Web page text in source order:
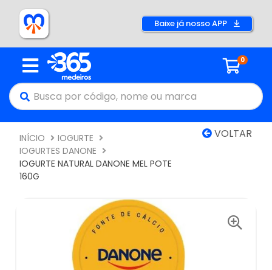
Baixe já nosso APP
0
VOLTAR
INÍCIO
IOGURTE
IOGURTES DANONE
IOGURTE NATURAL DANONE MEL POTE
160G